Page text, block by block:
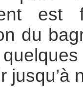
est
du
jusqu’à